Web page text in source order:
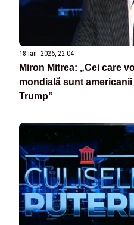
18 ian. 2026, 22:04
Miron Mitrea: „Cei care
mondială sunt
Trump”